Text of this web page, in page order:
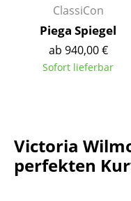
Bürosessel
Einzelteile
... alle Sitzmöbel
Beistelltische
ClassiCon
Piega Spiegel
ab 940,00 €
Sofort lieferbar
Victoria
perfekten